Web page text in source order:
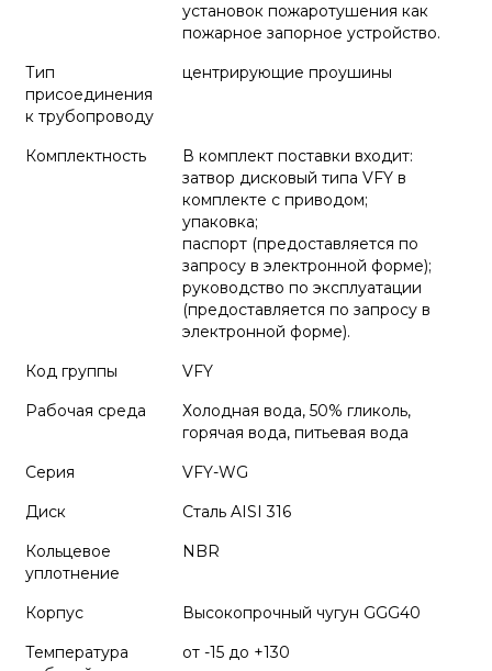
установок пожаротушения как
пожарное запорное устройство.
Тип
присоединения
к трубопроводу
центрирующие проушины
Комплектность
В комплект поставки входит:
затвор дисковый типа VFY в
комплекте с приводом;
упаковка;
паспорт (предоставляется по
запросу в электронной форме);
руководство по эксплуатации
(предоставляется по запросу в
электронной форме).
Код группы
VFY
Рабочая среда
Холодная вода, 50% гликоль,
горячая вода, питьевая вода
Серия
VFY-WG
Диск
Сталь AISI 316
Кольцевое
уплотнение
NBR
Корпус
Высокопрочный чугун GGG40
Температура
от -15 до +130